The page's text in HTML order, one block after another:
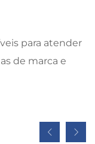
para atender
de marca e